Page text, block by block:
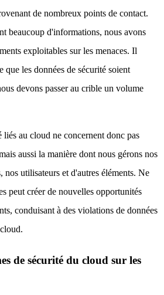
de nombreux points de contact.
beaucoup d'informations, nous avons
exploitables sur les menaces. Il
que les données de sécurité soient
devons passer au crible un volume
liés au cloud ne concernent donc pas
aussi la manière dont nous gérons nos
nos utilisateurs et d'autres éléments. Ne
peut créer de nouvelles opportunités
conduisant à des violations de données
de sécurité du cloud sur les